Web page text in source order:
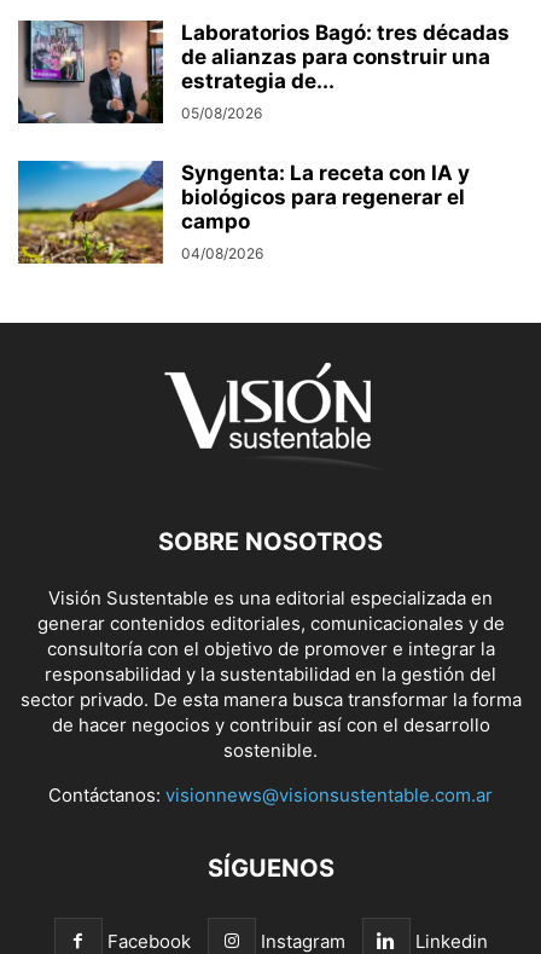
Laboratorios Bagó: tres décadas
de alianzas para construir una
estrategia de...
05/08/2026
Syngenta: La receta con IA y
biológicos para regenerar el
campo
04/08/2026
SOBRE NOSOTROS
Visión Sustentable es una editorial especializada en
generar contenidos editoriales, comunicacionales y de
consultoría con el objetivo de promover e integrar la
responsabilidad y la sustentabilidad en la gestión del
sector privado. De esta manera busca transformar la forma
de hacer negocios y contribuir así con el desarrollo
sostenible.
Contáctanos: visionnews@visionsustentable.com.ar
SÍGUENOS
Facebook Instagram Linkedin